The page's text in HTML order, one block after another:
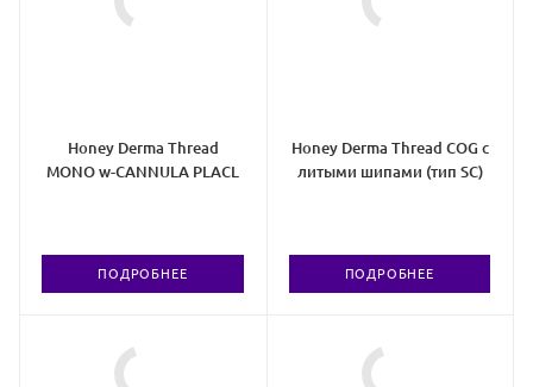
Honey Derma Thread
MONO w-CANNULA PLACL
ПОДРОБНЕЕ
Honey Derma Thread COG с
литыми шипами (тип SC)
ПОДРОБНЕЕ